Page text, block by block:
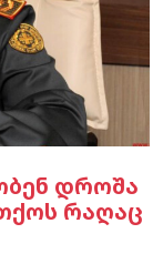
დროშა
რაღაც